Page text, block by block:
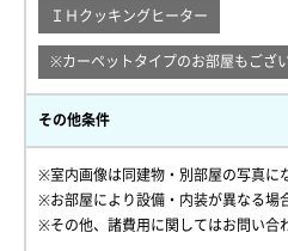
ＩＨクッキングヒーター
※カーペットタイプのお部屋もござい
その他条件
※室内画像は同建物・別部屋の写真に
※お部屋により設備・内装が異なる場
※その他、諸費用に関してはお問い合